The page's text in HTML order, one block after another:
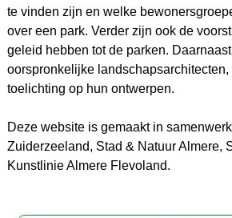
te vinden zijn en welke
over een park. Verder zijn ook de
geleid hebben tot de parken.
oorspronkelijke landschapsarchitecten,
toelichting op hun ontwerpen.
Deze website is gemaakt in
Zuiderzeeland, Stad & Natuur Almere,
Kunstlinie Almere Flevoland.